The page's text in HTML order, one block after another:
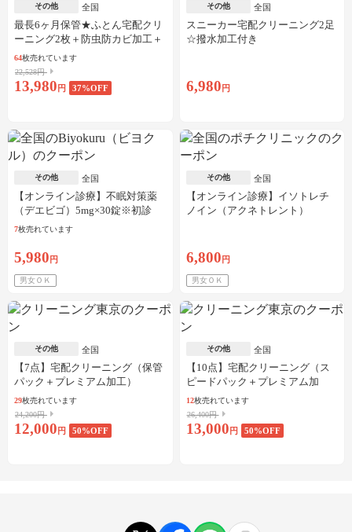
その他 全国
最長6ヶ月保管★ふとん宅配クリ
ーニング2枚＋防虫防カビ加工＋
しみ抜き
64枚売れています
22,528円
13,980 円 37%OFF
その他 全国
スニーカー宅配クリーニング2足
☆撥水加工付き
6,980 円
その他 全国
【オンライン診療】不眠対策薬
（デエビゴ）5mg×30錠※初診
料・送料込
7枚売れています
5,980 円
男女ＯＫ
その他 全国
【オンライン診療】イソトレチ
ノイン（アクネトレント）
6,800 円
男女ＯＫ
その他 全国
【7点】宅配クリーニング（保管
パック＋プレミアム加工）
29枚売れています
24,200円
12,000 円 50%OFF
その他 全国
【10点】宅配クリーニング（ス
ピードパック＋プレミアム加
工）
12枚売れています
26,400円
13,000 円 50%OFF